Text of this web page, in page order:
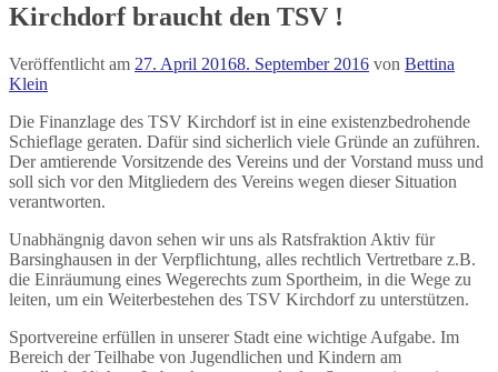
Kirchdorf braucht den TSV !
Veröffentlicht am 27. April 20168. September 2016 von Bettina
Klein
Die Finanzlage des TSV Kirchdorf ist in eine existenzbedrohende
Schieflage geraten. Dafür sind sicherlich viele Gründe an zuführen.
Der amtierende Vorsitzende des Vereins und der Vorstand muss und
soll sich vor den Mitgliedern des Vereins wegen dieser Situation
verantworten.
Unabhängnig davon sehen wir uns als Ratsfraktion Aktiv für
Barsinghausen in der Verpflichtung, alles rechtlich Vertretbare z.B.
die Einräumung eines Wegerechts zum Sportheim, in die Wege zu
leiten, um ein Weiterbestehen des TSV Kirchdorf zu unterstützen.
Sportvereine erfüllen in unserer Stadt eine wichtige Aufgabe. Im
Bereich der Teilhabe von Jugendlichen und Kindern am